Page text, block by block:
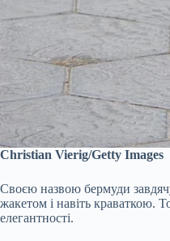
Christian Vierig/Getty Images
Своєю назвою бермуди
жакетом і навіть краваткою.
елегантності.